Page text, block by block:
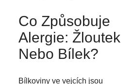
Co Způsobuje
Alergie: Žloutek
Nebo Bílek?
Bílkoviny ve vejcích jsou